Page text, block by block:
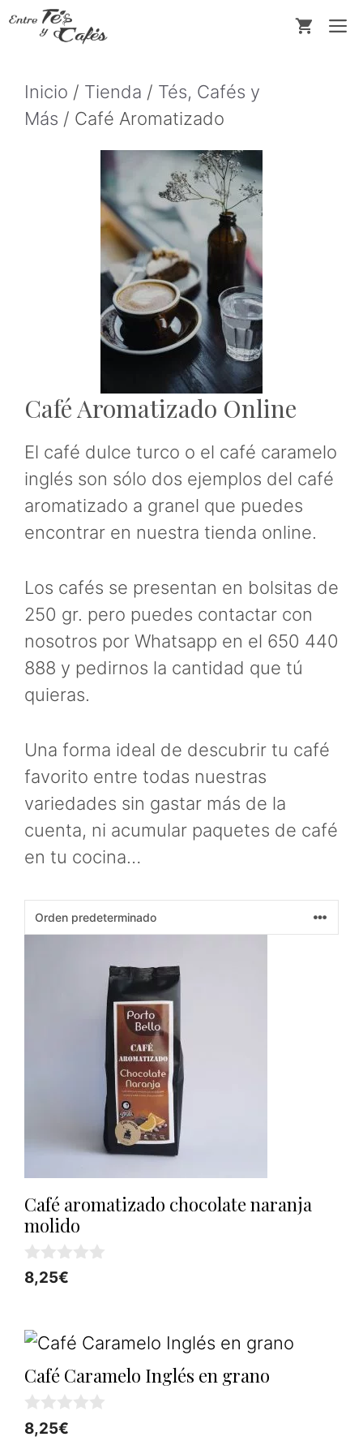
Saltar
Inicio / Tienda / Tés, Cafés y
Más / Café Aromatizado
Café Aromatizado Online
El café dulce turco o el café caramelo
inglés son sólo dos ejemplos del café
aromatizado a granel que puedes
encontrar en nuestra tienda online.
Los cafés se presentan en bolsitas de
250 gr. pero puedes contactar con
nosotros por Whatsapp en el 650 440
888 y pedirnos la cantidad que tú
quieras.
Una forma ideal de descubrir tu café
favorito entre todas nuestras
variedades sin gastar más de la
cuenta, ni acumular paquetes de café
en tu cocina…
Café aromatizado chocolate naranja
molido
0
d
8,25€
Café Caramelo Inglés en grano
0
d
8,25€